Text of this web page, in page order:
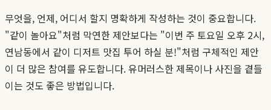
무엇을, 언제, 어디서 할지 명확하게 작성하는 것이 중요합니다.
"같이 놀아요"처럼 막연한 제안보다는 "이번 주 토요일 오후 2시,
연남동에서 같이 디저트 맛집 투어 하실 분!"처럼 구체적인 제안
이 더 많은 참여를 유도합니다. 유머러스한 제목이나 사진을 곁들
이는 것도 좋은 방법입니다.